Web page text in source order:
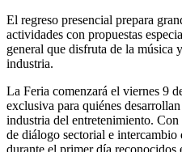
El regreso presencial prepara
actividades con propuestas
general que disfruta de la música
industria.
La Feria comenzará el viernes 9
exclusiva para quiénes
industria del entretenimiento.
de diálogo sectorial e
durante el primer día reconocidos